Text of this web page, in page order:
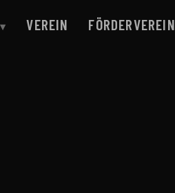
VEREIN FÖRDERVEREIN